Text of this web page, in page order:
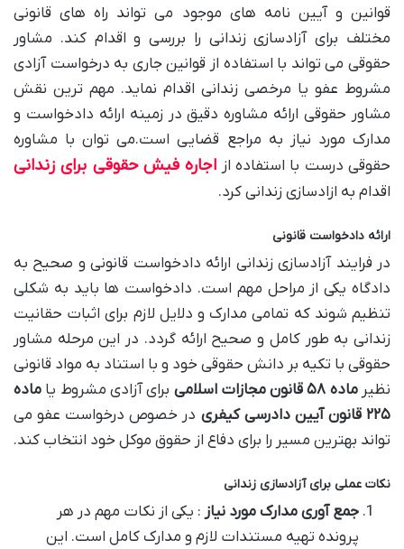
قوانین و آیین نامه های موجود می تواند راه های قانونی
مختلف برای آزادسازی زندانی را بررسی و اقدام کند. مشاور
حقوقی می تواند با استفاده از قوانین جاری به درخواست آزادی
مشروط عفو یا مرخصی زندانی اقدام نماید. مهم ترین نقش
مشاور حقوقی ارائه مشاوره دقیق در زمینه ارائه دادخواست و
مدارک مورد نیاز به مراجع قضایی است.می توان با مشاوره
حقوقی درست با استفاده از اجاره فیش حقوقی برای زندانی
اقدام به ازادسازی زندانی کرد.
ارائه دادخواست قانونی
در فرایند آزادسازی زندانی ارائه دادخواست قانونی و صحیح به
دادگاه یکی از مراحل مهم است. دادخواست ها باید به شکلی
تنظیم شوند که تمامی مدارک و دلایل لازم برای اثبات حقانیت
زندانی به طور کامل و صحیح ارائه گردد. در این مرحله مشاور
حقوقی با تکیه بر دانش حقوقی خود و با استناد به مواد قانونی
نظیرماده ۵۸قانون مجازات اسلامی برای آزادی مشروط یا ماده
۲۲۵ قانون آیین دادرسی کیفری در خصوص درخواست عفو می
تواند بهترین مسیر را برای دفاع از حقوق موکل خود انتخاب کند.
نکات عملی برای آزادسازی زندانی
جمع آوری مدارک مورد نیاز : یکی از نکات مهم در هر
پرونده تهیه مستندات لازم و مدارک کامل است. این